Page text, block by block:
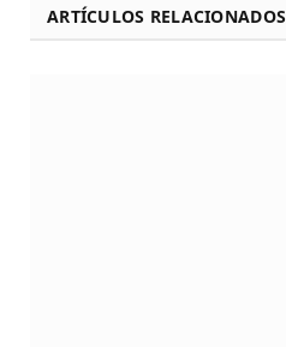
ARTÍCULOS RELACIONADOS